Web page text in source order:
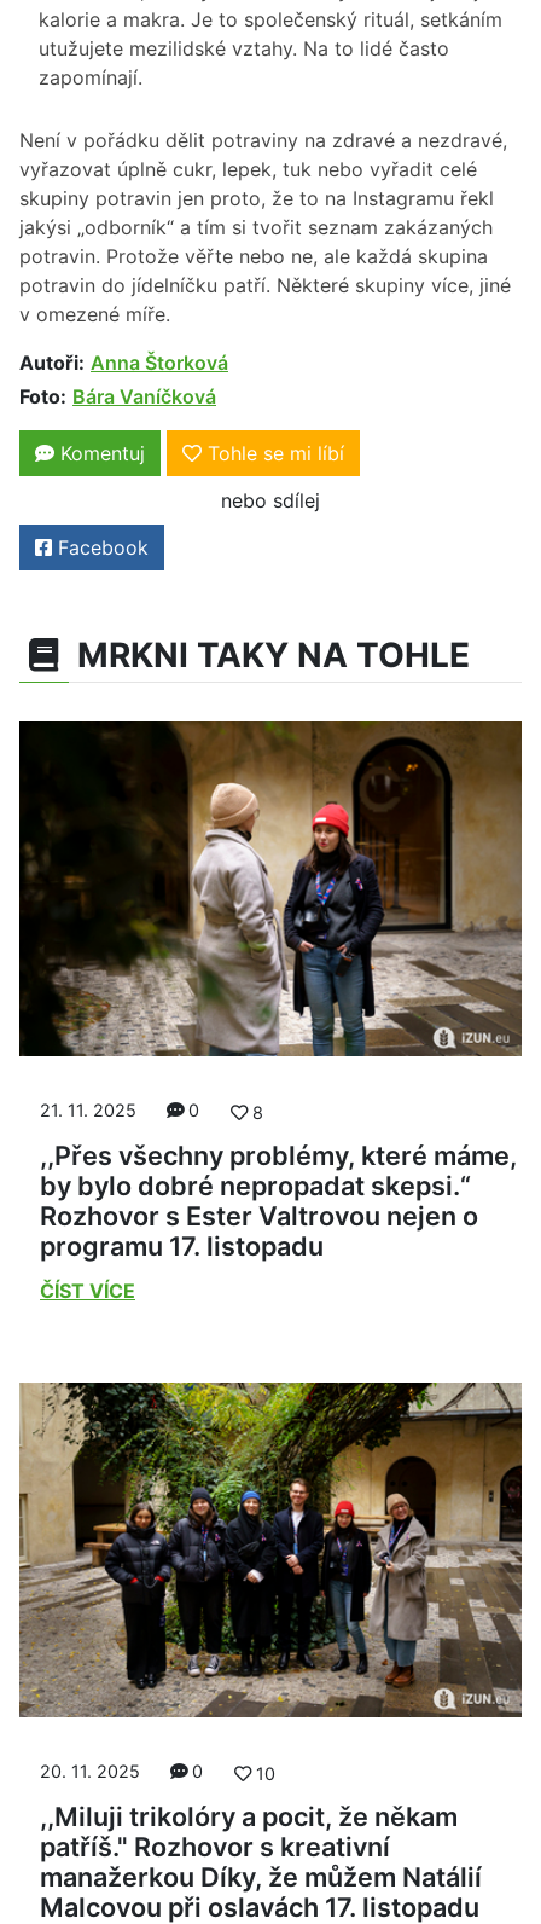
kalorie a makra. Je to společenský rituál, setkáním
utužujete mezilidské vztahy. Na to lidé často
zapomínají.
Není v pořádku dělit potraviny na zdravé a nezdravé,
vyřazovat úplně cukr, lepek, tuk nebo vyřadit celé
skupiny potravin jen proto, že to na Instagramu řekl
jakýsi „odborník“ a tím si tvořit seznam zakázaných
potravin. Protože věřte nebo ne, ale každá skupina
potravin do jídelníčku patří. Některé skupiny více, jiné
v omezené míře.
Autoři: Anna Štorková
Foto: Bára Vaníčková
Komentuj
Tohle se mi líbí
nebo sdílej
Facebook
MRKNI TAKY NA TOHLE
21. 11. 2025 0 8
,,Přes všechny problémy, které máme,
by bylo dobré nepropadat skepsi.“
Rozhovor s Ester Valtrovou nejen o
programu 17. listopadu
ČÍST VÍCE
20. 11. 2025 0 10
,,Miluji trikolóry a pocit, že někam
patříš." Rozhovor s kreativní
manažerkou Díky, že můžem Natálií
Malcovou při oslavách 17. listopadu